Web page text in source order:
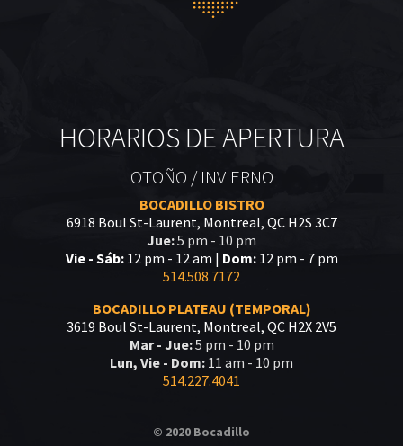
HORARIOS DE APERTURA
OTOÑO / INVIERNO
BOCADILLO BISTRO
6918 Boul St-Laurent, Montreal, QC H2S 3C7
Jue:5 pm - 10 pm
Vie - Sáb:12 pm - 12 am | Dom:12 pm - 7 pm
514.508.7172
BOCADILLO PLATEAU (TEMPORAL)
3619 Boul St-Laurent, Montreal, QC H2X 2V5
Mar - Jue:5 pm - 10 pm
Lun, Vie - Dom: 11 am - 10 pm
514.227.4041
© 2020 Bocadillo